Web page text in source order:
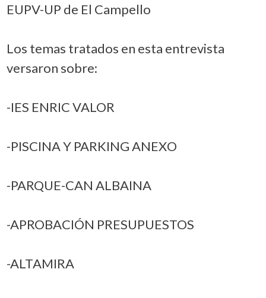
EUPV-UP de El Campello
Los temas tratados en esta entrevista
versaron sobre:
-IES ENRIC VALOR
-PISCINA Y PARKING ANEXO
-PARQUE-CAN ALBAINA
-APROBACIÓN PRESUPUESTOS
-ALTAMIRA